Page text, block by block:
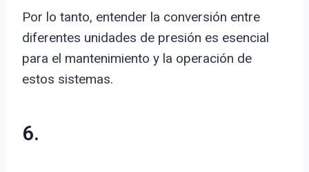
Por lo tanto, entender la conversión entre
diferentes unidades de presión es esencial
para el mantenimiento y la operación de
estos sistemas.
6.